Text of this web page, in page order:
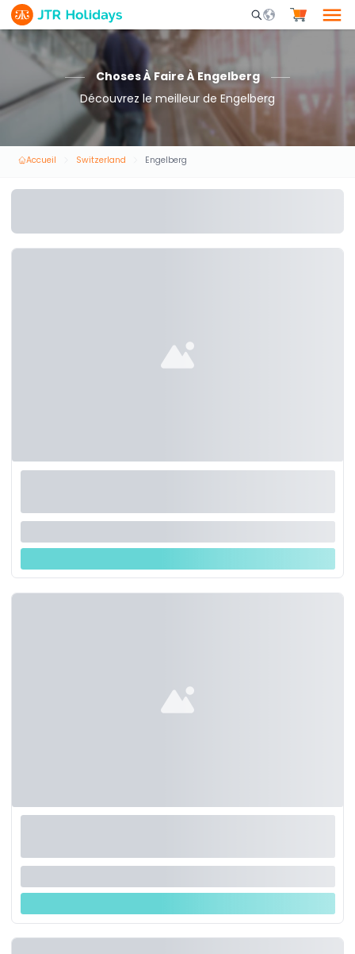
Mobile Search
Choses À Faire À Engelberg
Découvrez le meilleur de Engelberg
Accueil Switzerland Engelberg